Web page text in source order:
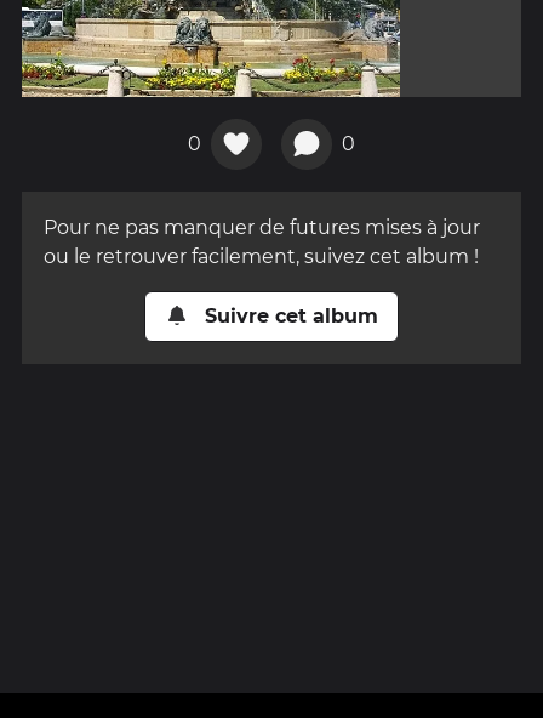
0 0
Pour ne pas manquer de futures mises à jour
ou le retrouver facilement, suivez cet album !
Suivre cet album